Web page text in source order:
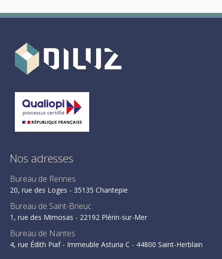
Nos adresses
Bureau de Rennes
20, rue des Loges - 35135 Chantepie
Bureau de Saint-Brieuc
1, rue des Mimosas - 22192 Plérin-sur-Mer
Bureau de Nantes
4, rue Édith Piaf - Immeuble Asturia C - 44800 Saint-Herblain